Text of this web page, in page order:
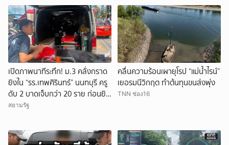
เปิดภาพนาทีระทึก! ม.3 คลั่งกราด
ยิงใน “รร.เทพศิรินทร์” นนทบุรี ครู
ดับ 2 บาดเจ็บกว่า 20 ราย ก่อนยิง
ตัวเองเสียชีวิตหน้าห้องเรียน
สยามรัฐ
คลื่นความร้อนเผายุโรป “แม่น้ำไรน์”
เยอรมนีวิกฤต ทำต้นทุนขนส่งพุ่ง
TNN ช่อง16